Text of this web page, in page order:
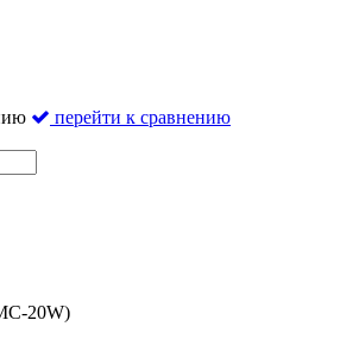
перейти к сравнению
20W)